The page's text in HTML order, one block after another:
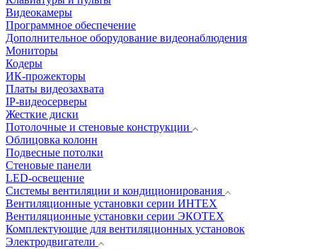
Видеокамеры
Программное обеспечение
Дополнительное оборудование видеонаблюдения
Мониторы
Кодеры
ИК-прожекторы
Платы видеозахвата
IP-видеосерверы
Жесткие диски
Потолочные и стеновые конструкции
Облицовка колонн
Подвесные потолки
Стеновые панели
LED-освещение
Системы вентиляции и кондиционирования
Вентиляционные установки серии ИНТЕХ
Вентиляционные установки серии ЭКОТЕХ
Комплектующие для вентиляционных установок
Электродвигатели